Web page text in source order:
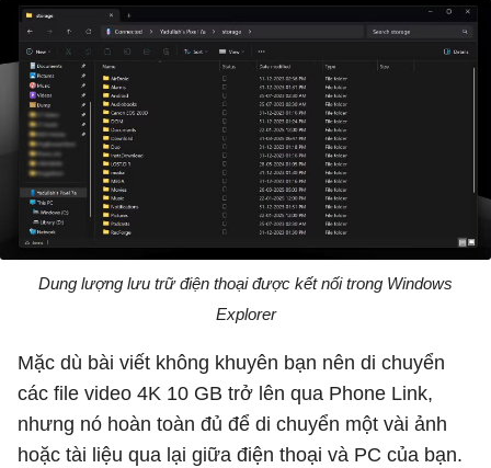
Dung lượng lưu trữ điện thoại được kết nối trong Windows
Explorer
Mặc dù bài viết không khuyên bạn nên di chuyển
các file video 4K 10 GB trở lên qua Phone Link,
nhưng nó hoàn toàn đủ để di chuyển một vài ảnh
hoặc tài liệu qua lại giữa điện thoại và PC của bạn.